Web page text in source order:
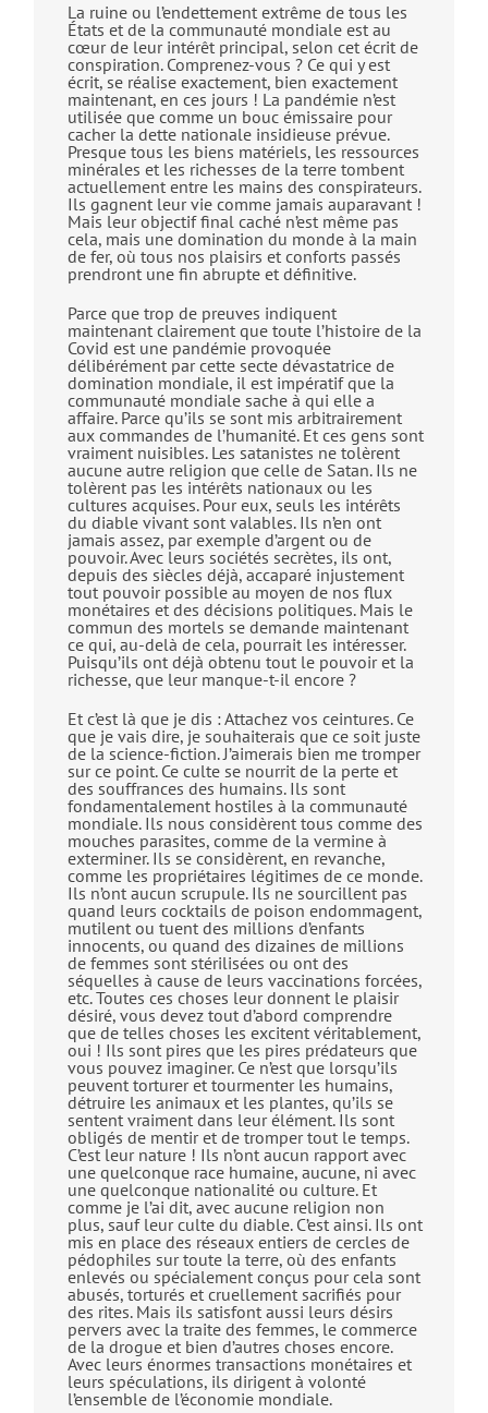
La ruine ou l’endettement extrême de tous les
États et de la communauté mondiale est au
cœur de leur intérêt principal, selon cet écrit de
conspiration. Comprenez-vous ? Ce qui y est
écrit, se réalise exactement, bien exactement
maintenant, en ces jours ! La pandémie n’est
utilisée que comme un bouc émissaire pour
cacher la dette nationale insidieuse prévue.
Presque tous les biens matériels, les ressources
minérales et les richesses de la terre tombent
actuellement entre les mains des conspirateurs.
Ils gagnent leur vie comme jamais auparavant !
Mais leur objectif final caché n’est même pas
cela, mais une domination du monde à la main
de fer, où tous nos plaisirs et conforts passés
prendront une fin abrupte et définitive.
Parce que trop de preuves indiquent
maintenant clairement que toute l’histoire de la
Covid est une pandémie provoquée
délibérément par cette secte dévastatrice de
domination mondiale, il est impératif que la
communauté mondiale sache à qui elle a
affaire. Parce qu’ils se sont mis arbitrairement
aux commandes de l’humanité. Et ces gens sont
vraiment nuisibles. Les satanistes ne tolèrent
aucune autre religion que celle de Satan. Ils ne
tolèrent pas les intérêts nationaux ou les
cultures acquises. Pour eux, seuls les intérêts
du diable vivant sont valables. Ils n’en ont
jamais assez, par exemple d’argent ou de
pouvoir. Avec leurs sociétés secrètes, ils ont,
depuis des siècles déjà, accaparé injustement
tout pouvoir possible au moyen de nos flux
monétaires et des décisions politiques. Mais le
commun des mortels se demande maintenant
ce qui, au-delà de cela, pourrait les intéresser.
Puisqu’ils ont déjà obtenu tout le pouvoir et la
richesse, que leur manque-t-il encore ?
Et c’est là que je dis : Attachez vos ceintures. Ce
que je vais dire, je souhaiterais que ce soit juste
de la science-fiction. J’aimerais bien me tromper
sur ce point. Ce culte se nourrit de la perte et
des souffrances des humains. Ils sont
fondamentalement hostiles à la communauté
mondiale. Ils nous considèrent tous comme des
mouches parasites, comme de la vermine à
exterminer. Ils se considèrent, en revanche,
comme les propriétaires légitimes de ce monde.
Ils n’ont aucun scrupule. Ils ne sourcillent pas
quand leurs cocktails de poison endommagent,
mutilent ou tuent des millions d’enfants
innocents, ou quand des dizaines de millions
de femmes sont stérilisées ou ont des
séquelles à cause de leurs vaccinations forcées,
etc. Toutes ces choses leur donnent le plaisir
désiré, vous devez tout d’abord comprendre
que de telles choses les excitent véritablement,
oui ! Ils sont pires que les pires prédateurs que
vous pouvez imaginer. Ce n’est que lorsqu’ils
peuvent torturer et tourmenter les humains,
détruire les animaux et les plantes, qu’ils se
sentent vraiment dans leur élément. Ils sont
obligés de mentir et de tromper tout le temps.
C’est leur nature ! Ils n’ont aucun rapport avec
une quelconque race humaine, aucune, ni avec
une quelconque nationalité ou culture. Et
comme je l’ai dit, avec aucune religion non
plus, sauf leur culte du diable. C’est ainsi. Ils ont
mis en place des réseaux entiers de cercles de
pédophiles sur toute la terre, où des enfants
enlevés ou spécialement conçus pour cela sont
abusés, torturés et cruellement sacrifiés pour
des rites. Mais ils satisfont aussi leurs désirs
pervers avec la traite des femmes, le commerce
de la drogue et bien d’autres choses encore.
Avec leurs énormes transactions monétaires et
leurs spéculations, ils dirigent à volonté
l’ensemble de l’économie mondiale.